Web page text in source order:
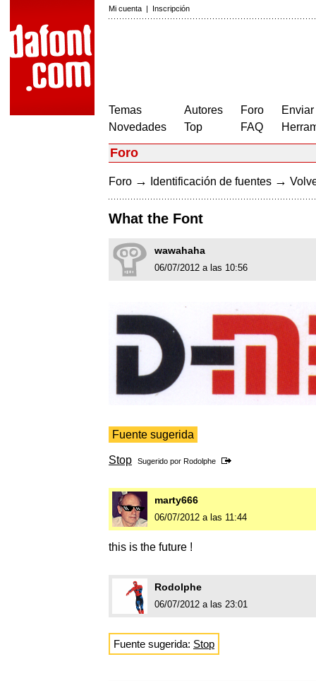
Mi cuenta | Inscripción
Temas
Novedades
Autores
Top
Foro
FAQ
Foro
Foro → Identificación de fuentes →
What the Font
wawahaha
06/07/2012 a las 10:56
Fuente sugerida
Stop Sugerido por Rodolphe
marty666
06/07/2012 a las 11:44
this is the future !
Rodolphe
06/07/2012 a las 23:01
Fuente sugerida: Stop